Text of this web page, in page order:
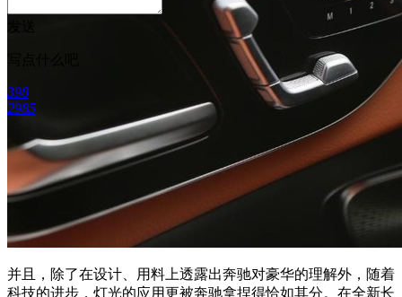
并且，除了在设计、用料上透露出奔驰对豪华的理解外，随着
科技的进步，灯光的应用更被奔驰拿捏得恰如其分。在全新长
398
2985